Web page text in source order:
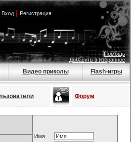
Вход| Регистрация
Помощь
Добавить в избранное
Видео приколы Flash-игры
Форум
Имя